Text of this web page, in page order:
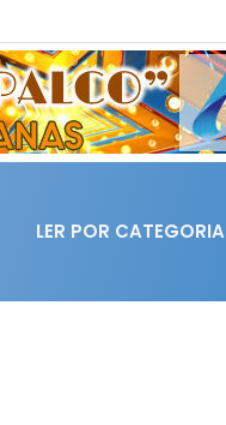
LER POR CATEGORIA